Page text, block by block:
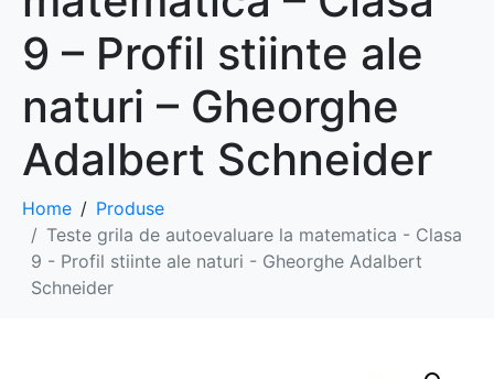
9 – Profil stiinte ale
naturi – Gheorghe
Adalbert Schneider
Home
Produse
Teste grila de autoevaluare la matematica - Clasa
9 - Profil stiinte ale naturi - Gheorghe Adalbert
Schneider